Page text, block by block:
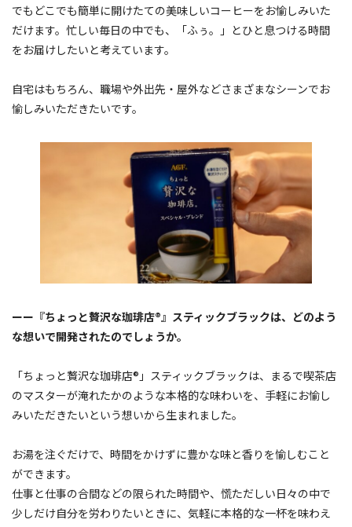
でもどこでも簡単に開けたての美味しいコーヒーをお愉しみいた
だけます。忙しい毎日の中でも、「ふぅ。」とひと息つける時間
をお届けしたいと考えています。
自宅はもちろん、職場や外出先・屋外などさまざまなシーンでお
愉しみいただきたいです。
ーー『ちょっと贅沢な珈琲店®』スティックブラックは、どのよう
な想いで開発されたのでしょうか。
「ちょっと贅沢な珈琲店®」スティックブラックは、まるで喫茶店
のマスターが淹れたかのような本格的な味わいを、手軽にお愉し
みいただきたいという想いから生まれました。
お湯を注ぐだけで、時間をかけずに豊かな味と香りを愉しむこと
ができます。
仕事と仕事の合間などの限られた時間や、慌ただしい日々の中で
少しだけ自分を労わりたいときに、気軽に本格的な一杯を味わえ